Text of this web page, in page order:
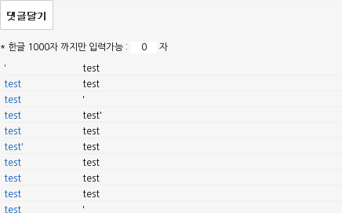
* 한글 1000자 까지만 입력가능 : 자
' test
test
test
test
'
test
test'
test
test
test'
test
test
test
test
test
test
test
test
'